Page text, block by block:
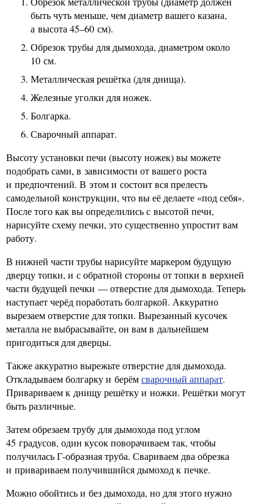
быть чуть меньше, чем диаметр вашего казана,
а высота 45–60 см).
Обрезок трубы для дымохода, диаметром около
10 см.
Металлическая решётка (для днища).
Железные уголки для ножек.
Болгарка.
Сварочный аппарат.
Высоту установки печи (высоту ножек) вы можете
подобрать сами, в зависимости от вашего роста
и предпочтений. В этом и состоит вся прелесть
самодельной конструкции, что вы её делаете «под себя».
После того как вы определились с высотой печи,
нарисуйте схему печки, это существенно упростит вам
работу.
В нижней части трубы нарисуйте маркером будущую
дверцу топки, и с обратной стороны от топки в верхней
части будущей печки — отверстие для дымохода. Теперь
наступает черёд поработать болгаркой. Аккуратно
вырезаем отверстие для топки. Вырезанный кусочек
металла не выбрасывайте, он вам в дальнейшем
пригодиться для дверцы.
Также аккуратно вырежьте отверстие для дымохода.
Откладываем болгарку и берёмсварочный аппарат.
Привариваем к днищу решётку и ножки. Решётки могут
быть различные.
Затем обрезаем трубу для дымохода под углом
45 градусов, один кусок поворачиваем так, чтобы
получилась Г-образная труба. Свариваем два обрезка
и привариваем получившийся дымоход к печке.
Можно обойтись и без дымохода, но для этого нужно